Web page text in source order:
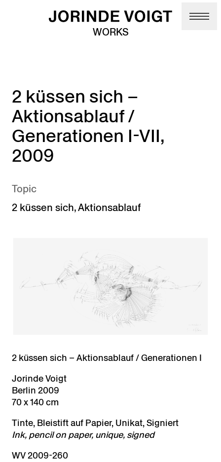
Skip to main content
WORKS
2 küssen sich –
Aktionsablauf /
Generationen I-VII,
2009
Topic
2 küssen sich,Aktionsablauf
2 küssen sich – Aktionsablauf / Generationen I
Jorinde Voigt
Berlin 2009
70 x 140 cm
Tinte, Bleistift auf Papier, Unikat, Signiert
Ink, pencil on paper, unique, signed
WV 2009-260